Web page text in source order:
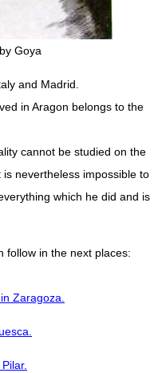
Goya
and Madrid.
in Aragon belongs to the
cannot be studied on the
nevertheless impossible to
which he did and is
follow in the next places:
Zaragoza.